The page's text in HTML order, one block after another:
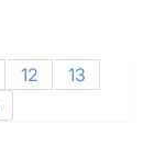
12
13